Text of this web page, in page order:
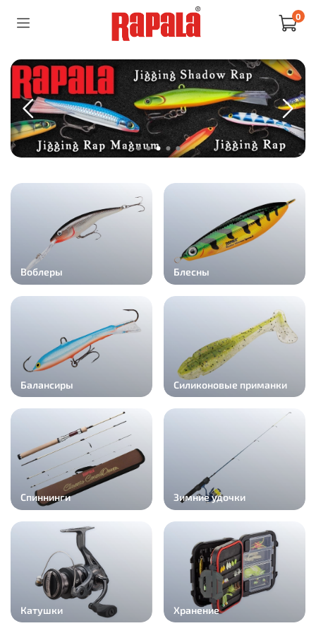
0
Воблеры Блесны
Балансиры Силиконовые приманки
Спиннинги Зимние удочки
Катушки Хранение